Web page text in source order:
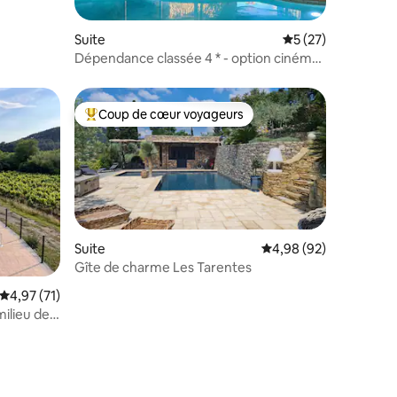
Suite Évaluation
5 (27)
Dépendance classée 4 * - option cinéma
appréciés
Évaluation moyenne sur la base de 71 commentaires : 4,97 sur 5
4,97 (71)
des
Coups de cœur voyageurs les plus appréciés
Coup de cœur voyageurs
Suite Évaluation moyenne
4,98 (92)
Gîte de charme Les Tarentes